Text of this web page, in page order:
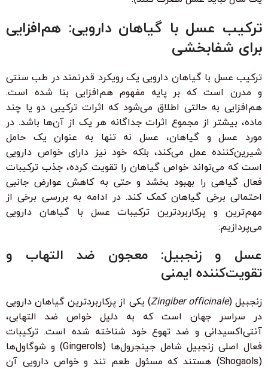
ترکیب عسل با گیاهان دارویی: هم‌افزایی
برای شفابخشی
ترکیب عسل با گیاهان دارویی یک رویکرد قدرتمند در طب سنتی
و مدرن است که بر پایه مفهوم هم‌افزایی بنا شده است.
هم‌افزایی به حالتی اطلاق می‌شود که اثرات ترکیبی دو یا چند
ماده، بیشتر از مجموع اثرات جداگانه هر یک از آن‌ها باشد. در
مورد عسل و گیاهان، عسل نه تنها به عنوان یک حامل
شیرین‌کننده عمل می‌کند، بلکه خود نیز دارای خواص دارویی
است که می‌تواند خواص گیاهان را تقویت کرده، جذب ترکیبات
فعال گیاهی را بهبود بخشد و حتی به کاهش عوارض جانبی
احتمالی برخی گیاهان کمک کند. در ادامه به بررسی برخی از
مهم‌ترین و پرکاربردترین ترکیبات عسل با گیاهان دارویی
می‌پردازیم:
عسل و زنجبیل: معجون ضد التهاب و
تقویت‌کننده ایمنی
زنجبیل (Zingiber officinale) یکی از پرکاربردترین گیاهان دارویی
در سراسر جهان است که به دلیل خواص ضد التهابی،
آنتی‌اکسیدانی و ضد تهوع خود شناخته شده است. ترکیبات
فعال اصلی زنجبیل شامل جینجرول‌ها (Gingerols) و شوگاول‌ها
(Shogaols) هستند که مسئول طعم تند و خواص دارویی آن